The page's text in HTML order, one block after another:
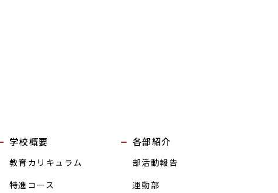
学校概要
教育カリキュラム
特進コース
各部紹介
部活動報告
運動部